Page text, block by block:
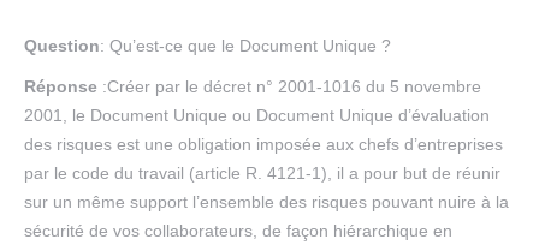
Question: Qu’est-ce que le Document Unique ?
Réponse :Créer par le décret n° 2001-1016 du 5 novembre
2001, le Document Unique ou Document Unique d’évaluation
des risques est une obligation imposée aux chefs d’entreprises
par le code du travail (article R. 4121-1), il a pour but de réunir
sur un même support l’ensemble des risques pouvant nuire à la
sécurité de vos collaborateurs, de façon hiérarchique en